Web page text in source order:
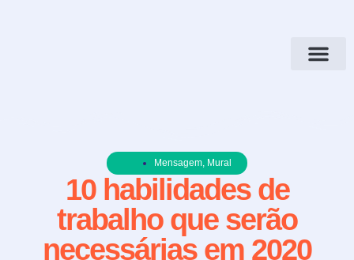
Mensagem, Mural
10 habilidades de
trabalho que serão
necessárias em 2020